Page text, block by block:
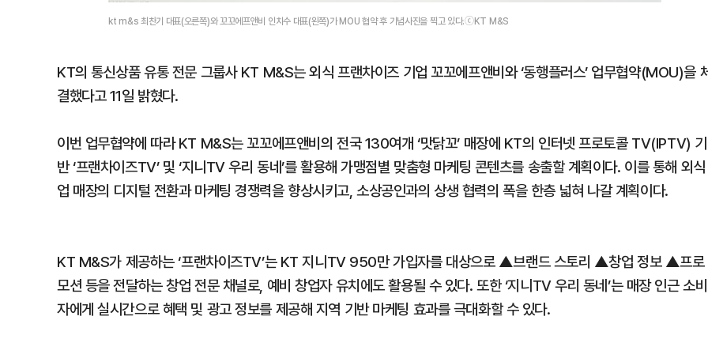
kt m&s 최찬기 대표(오른쪽)와 꼬꼬에프앤비 인치수 대표(왼쪽)가 MOU 협약 후 기념사진을 찍고 있다.ⓒKT M&S
KT의 통신상품 유통 전문 그룹사 KT M&S는 외식 프랜차이즈 기업 꼬꼬에프앤비와 ‘동행플러스’ 업무협약(MOU)을
결했다고 11일 밝혔다.
이번 업무협약에 따라 KT M&S는 꼬꼬에프앤비의 전국 130여개 ‘맛닭꼬’ 매장에 KT의 인터넷 프로토콜 TV(IPTV) 기
반 ‘프랜차이즈TV’ 및 ‘지니TV 우리 동네’를 활용해 가맹점별 맞춤형 마케팅 콘텐츠를 송출할 계획이다. 이를 통해 외식
업 매장의 디지털 전환과 마케팅 경쟁력을 향상시키고, 소상공인과의 상생 협력의 폭을 한층 넓혀 나갈 계획이다.
KT M&S가 제공하는 ‘프랜차이즈TV’는 KT 지니TV 950만 가입자를 대상으로 ▲브랜드 스토리 ▲창업 정보 ▲프로
모션 등을 전달하는 창업 전문 채널로, 예비 창업자 유치에도 활용될 수 있다. 또한 ‘지니TV 우리 동네’는 매장 인근 소비
자에게 실시간으로 혜택 및 광고 정보를 제공해 지역 기반 마케팅 효과를 극대화할 수 있다.